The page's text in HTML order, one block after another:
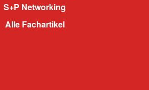
S+P Networking
Alle Fachartikel